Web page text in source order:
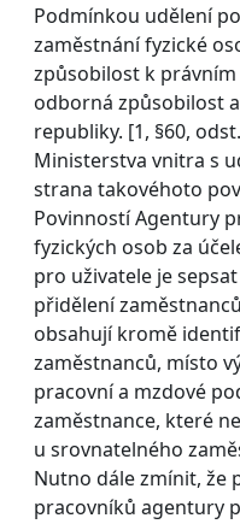
Podmínkou udělení
zaměstnání fyzické
způsobilost k
odborná způsobilost
republiky. [1, §60,
Ministerstva vnitra s
strana takovéhoto
Povinností Agentury
fyzických osob za
pro uživatele je
přidělení
obsahují kromě
zaměstnanců, místo
pracovní a mzdové
zaměstnance, které
u srovnatelného
Nutno dále zmínit, že
pracovníků agentury